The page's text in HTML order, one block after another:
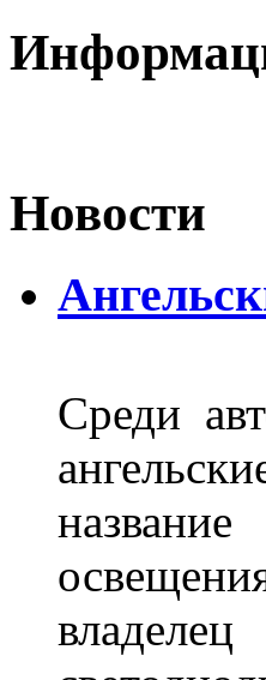
Новости
Среди